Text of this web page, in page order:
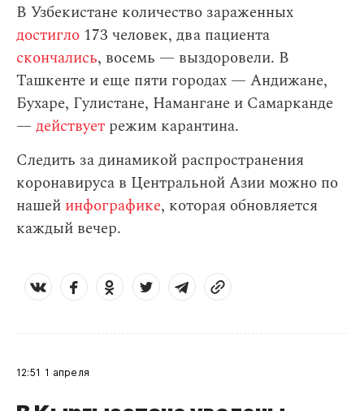
В Узбекистане количество зараженных
достигло 173 человек, два пациента
скончались, восемь — выздоровели. В
Ташкенте и еще пяти городах — Андижане,
Бухаре, Гулистане, Намангане и Самарканде
— действует режим карантина.
Следить за динамикой распространения
коронавируса в Центральной Азии можно по
нашей инфографике, которая обновляется
каждый вечер.
12:51 1 апреля